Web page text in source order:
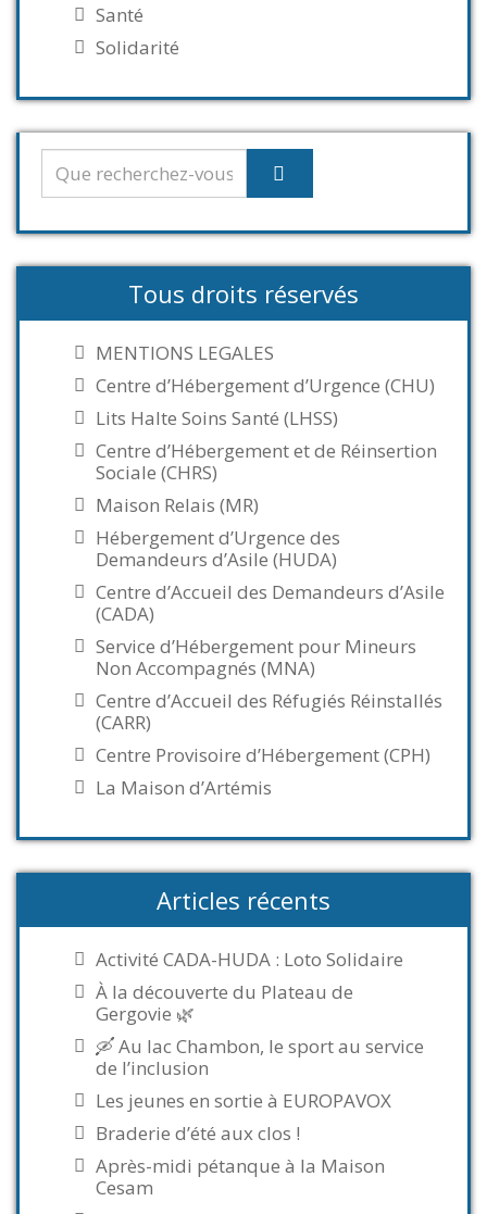
Santé
Solidarité
Tous droits réservés
MENTIONS LEGALES
Centre d’Hébergement d’Urgence (CHU)
Lits Halte Soins Santé (LHSS)
Centre d’Hébergement et de Réinsertion
Sociale (CHRS)
Maison Relais (MR)
Hébergement d’Urgence des
Demandeurs d’Asile (HUDA)
Centre d’Accueil des Demandeurs d’Asile
(CADA)
Service d’Hébergement pour Mineurs
Non Accompagnés (MNA)
Centre d’Accueil des Réfugiés Réinstallés
(CARR)
Centre Provisoire d’Hébergement (CPH)
La Maison d’Artémis
Articles récents
Activité CADA-HUDA : Loto Solidaire
À la découverte du Plateau de
Gergovie 🌿
🛶 Au lac Chambon, le sport au service
de l’inclusion
Les jeunes en sortie à EUROPAVOX
Braderie d’été aux clos !
Après-midi pétanque à la Maison
Cesam